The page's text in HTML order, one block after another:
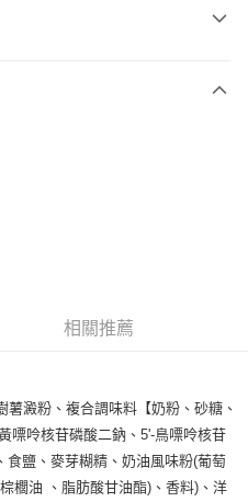
付款」的支付方式。 讓您購物簡單
不需儲值。
相關推薦
澱粉、複合調味料【奶粉、砂糖、
嘌呤核苷磷酸二鈉、5'-鳥嘌呤核苷
食鹽、麥芽糊精、奶油風味粉(葡萄
櫚油 、脂肪酸甘油酯)、香料)、洋